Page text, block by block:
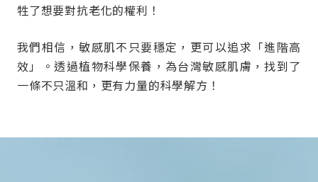
牲了想要對抗老化的權利！
我們相信，敏感肌不只要穩定，更可以追求「進階高
效」。透過植物科學保養，為台灣敏感肌膚，找到了
一條不只溫和，更有力量的科學解方！